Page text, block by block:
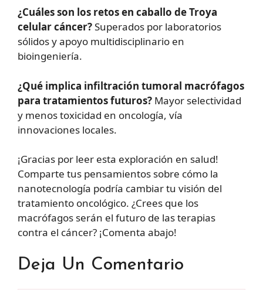
¿Cuáles son los retos en caballo de Troya
celular cáncer?Superados por laboratorios
sólidos y apoyo multidisciplinario en
bioingeniería.
¿Qué implica infiltración tumoral macrófagos
para tratamientos futuros? Mayor selectividad
y menos toxicidad en oncología, vía
innovaciones locales.
¡Gracias por leer esta exploración en salud!
Comparte tus pensamientos sobre cómo la
nanotecnología podría cambiar tu visión del
tratamiento oncológico. ¿Crees que los
macrófagos serán el futuro de las terapias
contra el cáncer? ¡Comenta abajo!
Deja Un Comentario